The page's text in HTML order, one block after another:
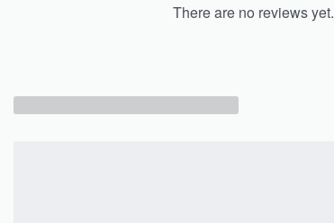
There are no reviews yet.